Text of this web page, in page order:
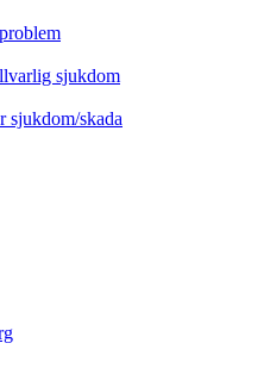
sjukdom
sjukdom/skada